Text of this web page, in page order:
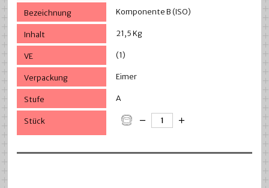
Komponente B (ISO)
21,5 Kg
(1)
Eimer
A